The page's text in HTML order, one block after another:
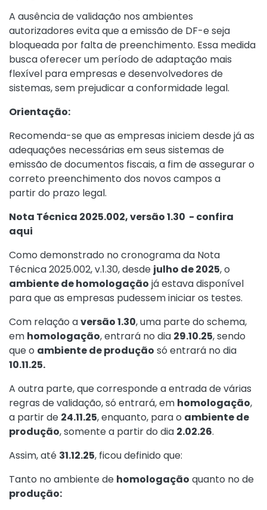
A ausência de validação nos ambientes
autorizadores evita que a emissão de DF-e seja
bloqueada por falta de preenchimento. Essa medida
busca oferecer um período de adaptação mais
flexível para empresas e desenvolvedores de
sistemas, sem prejudicar a conformidade legal.
Orientação:
Recomenda-se que as empresas iniciem desde já as
adequações necessárias em seus sistemas de
emissão de documentos fiscais, a fim de assegurar o
correto preenchimento dos novos campos a
partir do prazo legal.
Nota Técnica 2025.002, versão 1.30 - confira
aqui
Como demonstrado no cronograma da Nota
Técnica 2025.002, v.1.30, desde julho de 2025, o
ambiente de homologação já estava disponível
para que as empresas pudessem iniciar os testes.
Com relação aversão 1.30, uma parte do schema,
em homologação, entrará no dia 29.10.25, sendo
que o ambiente de produção só entrará no dia
10.11.25.
A outra parte, que corresponde a entrada de várias
regras de validação, só entrará, em homologação,
a partir de 24.11.25, enquanto, para o ambiente de
produção, somente a partir do dia 2.02.26.
Assim, até 31.12.25, ficou definido que:
Tanto no ambiente de homologação quanto no de
produção: